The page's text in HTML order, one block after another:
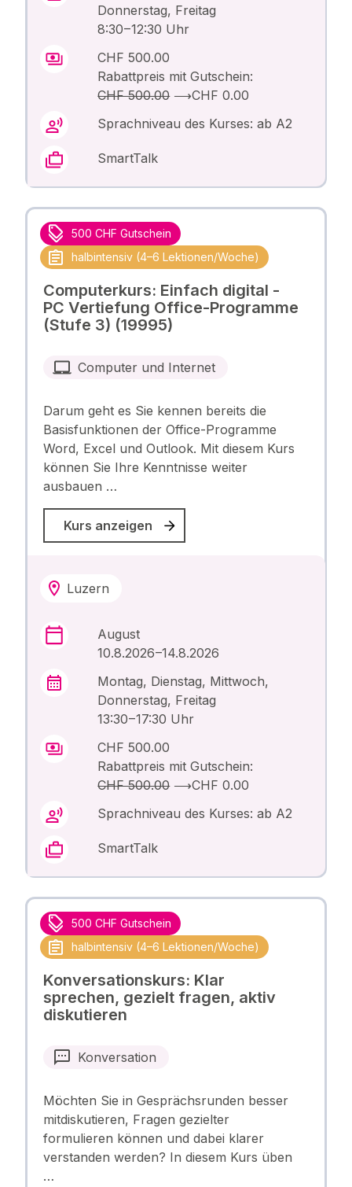
Donnerstag, Freitag
8:30 – 12:30 Uhr
CHF 500.00
Rabattpreis mit Gutschein:
CHF 500.00⟶CHF 0.00
Sprachniveau des Kurses: ab A2
SmartTalk
500 CHF Gutschein
halbintensiv (4–6 Lektionen/Woche)
Computerkurs: Einfach digital -
PC Vertiefung Office-Programme
(Stufe 3) (19995)
Computer und Internet
Darum geht es Sie kennen bereits die
Basisfunktionen der Office-Programme
Word, Excel und Outlook. Mit diesem Kurs
können Sie Ihre Kenntnisse weiter
ausbauen …
Kurs anzeigen
Luzern
August
10.8.2026 –14.8.2026
Montag, Dienstag, Mittwoch,
Donnerstag, Freitag
13:30 – 17:30 Uhr
CHF 500.00
Rabattpreis mit Gutschein:
CHF 500.00⟶CHF 0.00
Sprachniveau des Kurses: ab A2
SmartTalk
500 CHF Gutschein
halbintensiv (4–6 Lektionen/Woche)
Konversationskurs: Klar
sprechen, gezielt fragen, aktiv
diskutieren
Konversation
Möchten Sie in Gesprächsrunden besser
mitdiskutieren, Fragen gezielter
formulieren können und dabei klarer
verstanden werden? In diesem Kurs üben
…